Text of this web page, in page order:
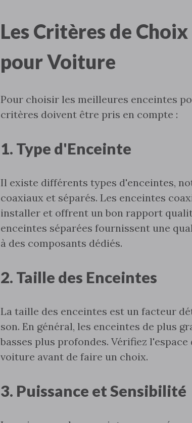
Les Critères de
pour Voiture
Pour choisir les meilleures enceintes
critères doivent être pris en compte :
1. Type d'Enceinte
Il existe différents types d'enceintes‚
coaxiaux et séparés. Les enceintes
installer et offrent un bon rapport
enceintes séparées fournissent une
à des composants dédiés.
2. Taille des Enceintes
La taille des enceintes est un facteur
son. En général‚ les enceintes de plus
basses plus profondes. Vérifiez
voiture avant de faire un choix.
3. Puissance et Sensibilité